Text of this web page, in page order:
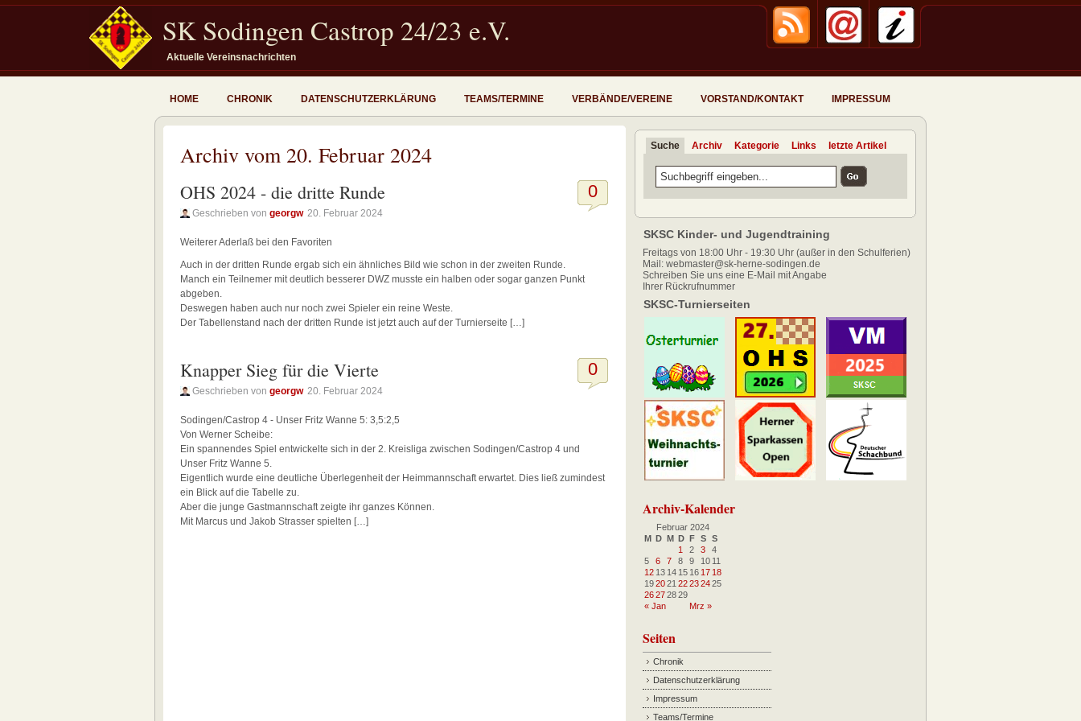
SK Sodingen Castrop 24/23 e.V.
Aktuelle Vereinsnachrichten
HOME CHRONIK DATENSCHUTZERKLÄRUNG TEAMS/TERMINE VERBÄNDE/VEREINE VORSTAND/KONTAKT IMPRESSUM
Archiv vom 20. Februar 2024
0
OHS 2024 - die dritte Runde
Geschrieben von georgw 20. Februar 2024
Weiterer Aderlaß bei den Favoriten
Auch in der dritten Runde ergab sich ein ähnliches Bild wie schon in der zweiten Runde.
Manch ein Teilnemer mit deutlich besserer DWZ musste ein halben oder sogar ganzen Punkt
abgeben.
Deswegen haben auch nur noch zwei Spieler ein reine Weste.
Der Tabellenstand nach der dritten Runde ist jetzt auch auf der Turnierseite […]
0
Knapper Sieg für die Vierte
Geschrieben von georgw 20. Februar 2024
Sodingen/Castrop 4 - Unser Fritz Wanne 5: 3,5:2,5
Von Werner Scheibe:
Ein spannendes Spiel entwickelte sich in der 2. Kreisliga zwischen Sodingen/Castrop 4 und
Unser Fritz Wanne 5.
Eigentlich wurde eine deutliche Überlegenheit der Heimmannschaft erwartet. Dies ließ zumindest
ein Blick auf die Tabelle zu.
Aber die junge Gastmannschaft zeigte ihr ganzes Können.
Mit Marcus und Jakob Strasser spielten […]
Suche Archiv Kategorie Links letzte Artikel
SKSC Kinder- und Jugendtraining
Freitags von 18:00 Uhr - 19:30 Uhr (außer in den Schulferien)
Mail: webmaster@sk-herne-sodingen.de
Schreiben Sie uns eine E-Mail mit Angabe
Ihrer Rückrufnummer
SKSC-Turnierseiten
Archiv-Kalender
Februar 2024
M D M D F S S
« Jan Mrz »
1 2 3
4
5
6 7 8 9 10 11
12 13 14 15 16 17 18
192021 22232425
26272829
Seiten
Chronik
Datenschutzerklärung
Impressum
Teams/Termine